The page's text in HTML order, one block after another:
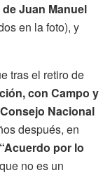
Juan Manuel
en la foto), y
tras el retiro de
con Campo y
Nacional
después, en
“Acuerdo por lo
no es un